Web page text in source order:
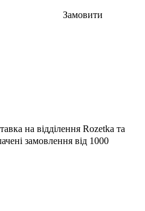
Замовити
на відділення Rozetka та
замовлення від 1000